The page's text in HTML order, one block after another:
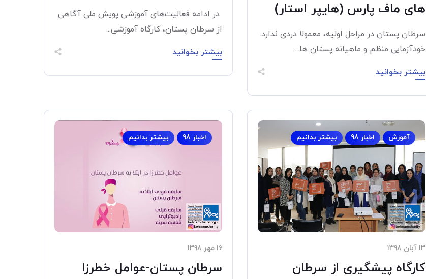
های ماف پارس (هایپر استار)
سرطان پستان در مراحل اولیه، معمولا دردی ندارد.
خودآزمایی منظم و ماهیانه پستان ها...
بیشتر بخوانید
در ادامه فعالیت‌های آموزشی پویش ملی آگاهی
از سرطان پستان، کارگاه آموزشی...
بیشتر بخوانید
آموزش اخبار 98 بیشتر بدانیم
۱۳ آبان ۱۳۹۸
کارگاه پیشگیری از سرطان
اخبار 98 بیشتر بدانیم
۱۶ مهر ۱۳۹۸
سرطان پستان-عوامل خطرزا